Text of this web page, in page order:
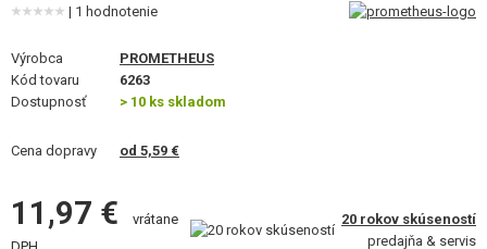
OKULIARE, MASKY
VÝSTROJ, UNIFORMY, PÚZDRA
VYSIELAČKY, HEADSETY, KAMERY
| 1 hodnotenie
Výrobca
PROMETHEUS
Kód tovaru
6263
Dostupnosť
> 10 ks skladom
Cena dopravy od 5,59 €
11,97 €
vrátane
20 rokov skúseností
predajňa & servis